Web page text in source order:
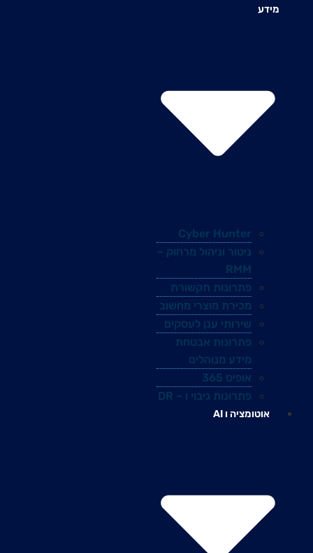
מידע
Cyber Hunter
ניטור וניהול מרחוק –
RMM
פתרונות תקשורת
מכירת מוצרי מחשוב
שירותי ענן לעסקים
פתרונות אבטחת
מידע מנוהלים
אופיס 365
פתרונות גיבוי ו – DR
אוטומציה ו AI